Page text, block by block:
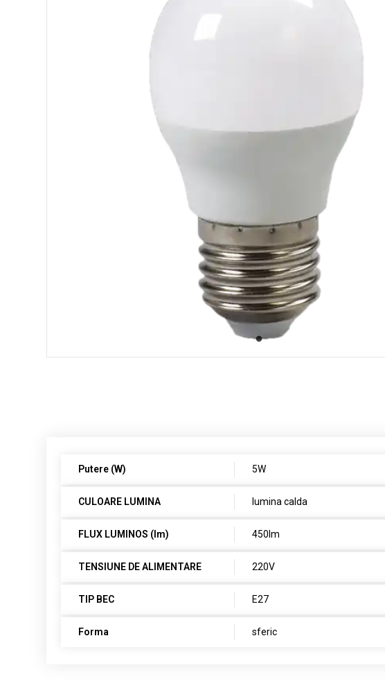
Putere (W) 5W
CULOARE LUMINA lumina calda
FLUX LUMINOS (lm) 450lm
TENSIUNE DE ALIMENTARE 220V
TIP BEC E27
Forma sferic